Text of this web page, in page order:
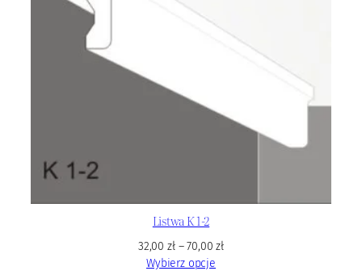
Listwa K 1-2
32,00zł–70,00zł
Wybierz opcje